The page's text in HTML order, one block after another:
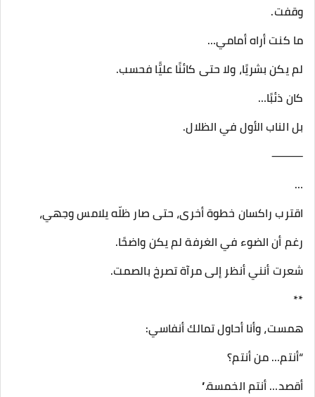
وقفت.
ما كنت أراه أمامي…
لم يكن بشريًا، ولا حتى كائنًا عليًّا فحسب.
كان ذئبًا…
بل الناب الأول في الظلال.
⸻
…
اقترب راكسان خطوة أخرى، حتى صار ظلّه يلامس وجهي،
رغم أن الضوء في الغرفة لم يكن واضحًا.
شعرت أنني أنظر إلى مرآة تصرخ بالصمت.
**
همست، وأنا أحاول تمالك أنفاسي:
“أنتم… من أنتم؟
أقصد… أنتم الخمسة.”